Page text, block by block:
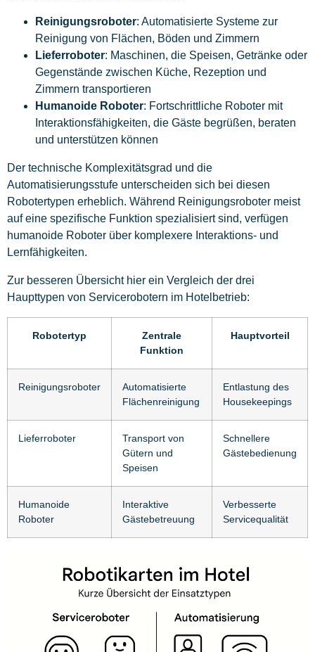
Reinigungsroboter: Automatisierte Systeme zur
Reinigung von Flächen, Böden und Zimmern
Lieferroboter: Maschinen, die Speisen, Getränke oder
Gegenstände zwischen Küche, Rezeption und
Zimmern transportieren
Humanoide Roboter: Fortschrittliche Roboter mit
Interaktionsfähigkeiten, die Gäste begrüßen, beraten
und unterstützen können
Der technische Komplexitätsgrad und die
Automatisierungsstufe unterscheiden sich bei diesen
Robotertypen erheblich. Während Reinigungsroboter meist
auf eine spezifische Funktion spezialisiert sind, verfügen
humanoide Roboter über komplexere Interaktions- und
Lernfähigkeiten.
Zur besseren Übersicht hier ein Vergleich der drei
Haupttypen von Servicerobotern im Hotelbetrieb:
Robotertyp
Zentrale
Funktion
Hauptvorteil
Reinigungsroboter
Automatisierte
Flächenreinigung
Entlastung des
Housekeepings
Lieferroboter
Transport von
Gütern und
Speisen
Schnellere
Gästebedienung
Humanoide
Roboter
Interaktive
Gästebetreuung
Verbesserte
Servicequalität